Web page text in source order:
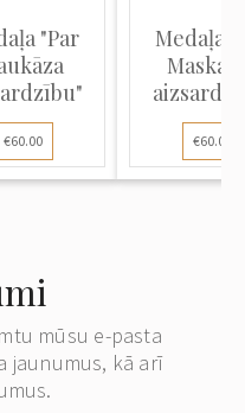
"Par
€60.00
Medaļa
€60.00
mūsu e-pasta
jaunumus, kā arī